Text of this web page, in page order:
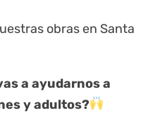
obras en Santa
a ayudarnos a
y adultos?